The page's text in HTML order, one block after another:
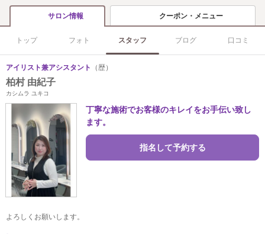
サロン情報 クーポン・メニュー
トップ フォト スタッフ ブログ 口コミ
アイリスト兼アシスタント （歴）
柏村 由紀子
カシムラ ユキコ
丁寧な施術でお客様のキレイをお手伝い致し
ます。
指名して予約する
よろしくお願いします。